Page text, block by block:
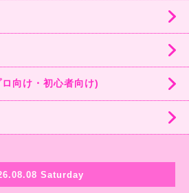
向け・初心者向け)
Saturday